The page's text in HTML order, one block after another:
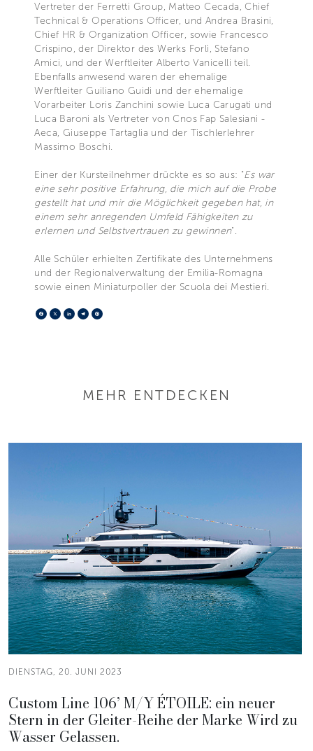
Vertreter der Ferretti Group, Matteo Cecada, Chief
Technical & Operations Officer, und Andrea Brasini,
Chief HR & Organization Officer, sowie Francesco
Crispino, der Direktor des Werks Forlì, Stefano
Amici, und der Werftleiter Alberto Vanicelli teil.
Ebenfalls anwesend waren der ehemalige
Werftleiter Guiliano Guidi und der ehemalige
Vorarbeiter Loris Zanchini sowie Luca Carugati und
Luca Baroni als Vertreter von Cnos Fap Salesiani -
Aeca, Giuseppe Tartaglia und der Tischlerlehrer
Massimo Boschi.
Einer der Kursteilnehmer drückte es so aus: "Es war
eine sehr positive Erfahrung, die mich auf die Probe
gestellt hat und mir die Möglichkeit gegeben hat, in
einem sehr anregenden Umfeld Fähigkeiten zu
erlernen und Selbstvertrauen zu gewinnen".
Alle Schüler erhielten Zertifikate des Unternehmens
und der Regionalverwaltung der Emilia-Romagna
sowie einen Miniaturpoller der Scuola dei Mestieri.
Facebook
X LinkedIn
Telegram
MEHR ENTDECKEN
DIENSTAG, 20. JUNI 2023
Custom Line 106’ M/Y ÉTOILE: ein neuer
Stern in der Gleiter-Reihe der Marke Wird zu
Wasser Gelassen.